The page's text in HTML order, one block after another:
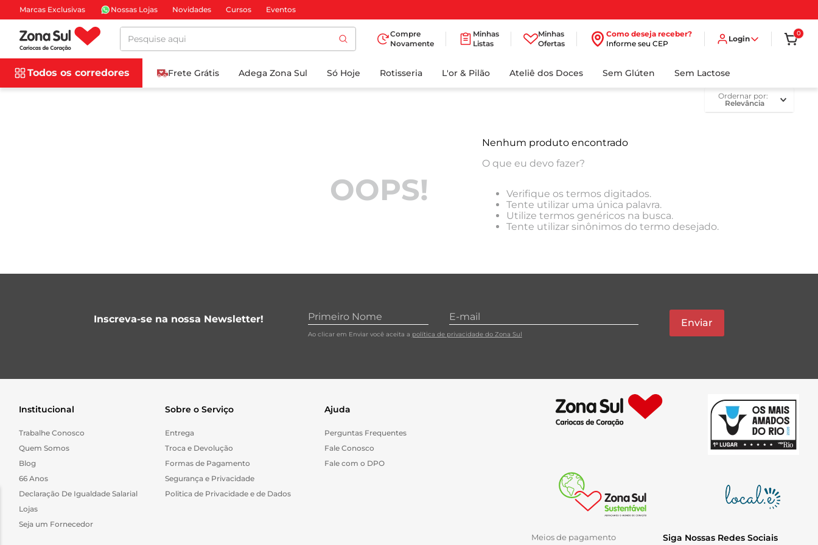
Marcas Exclusivas Nossas Lojas Novidades Cursos Eventos
Pesquise aqui
Compre
Novamente
Minhas
Listas
Minhas
Ofertas
Como deseja receber?
Informe seu CEP
Login
0
Todos os corredores Frete Grátis Adega Zona Sul Só Hoje Rotisseria L'or & Pilão Ateliê dos Doces Sem Glúten Sem Lactose
ordernar por
Relevância
OOPS!
Nenhum produto encontrado
O que eu devo fazer?
Verifique os termos digitados.
Tente utilizar uma única palavra.
Utilize termos genéricos na busca.
Tente utilizar sinônimos do termo desejado.
Inscreva-se na nossa Newsletter!
Ao clicar em Enviar você aceita a política de privacidade do Zona Sul
Enviar
Institucional
Trabalhe Conosco
Quem Somos
Blog
66 Anos
Declaração De Igualdade Salarial
Lojas
Seja um Fornecedor
Sobre o Serviço
Entrega
Troca e Devolução
Formas de Pagamento
Segurança e Privacidade
Politica de Privacidade e de Dados
Ajuda
Perguntas Frequentes
Fale Conosco
Fale com o DPO
Meios de pagamento Siga Nossas Redes Sociais
BUSCADOS
5
azeite
6º
biscoito